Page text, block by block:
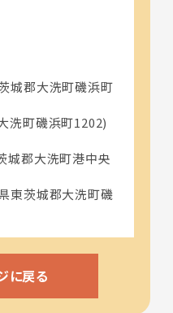
城郡大洗町磯浜町
洗町磯浜町1202)
城郡大洗町港中央
東茨城郡大洗町磯
に戻る